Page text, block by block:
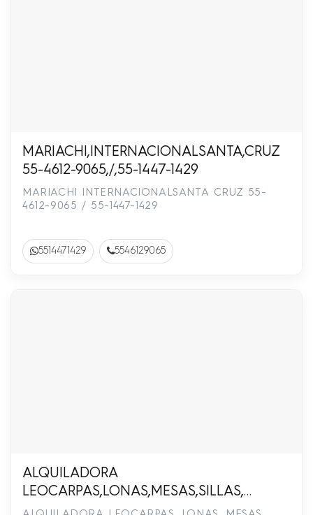
MARIACHI,INTERNACIONALSANTA,CRUZ
55-4612-9065,/,55-1447-1429
MARIACHI INTERNACIONALSANTA CRUZ 55-
4612-9065 / 55-1447-1429
5514471429 5546129065
ALQUILADORA
LEOCARPAS,LONAS,MESAS,SILLAS,
LOZA,INFLABLES,MESEROS.55-3301-